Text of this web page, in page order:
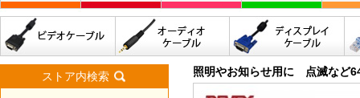
ストア内検索 照明やお知らせ用に 点滅など